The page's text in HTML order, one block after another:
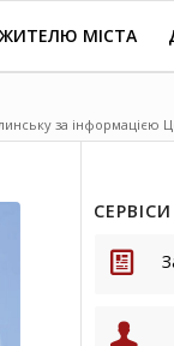
ЖИТЕЛЮ МІСТА
за інформацією
СЕРВІСИ